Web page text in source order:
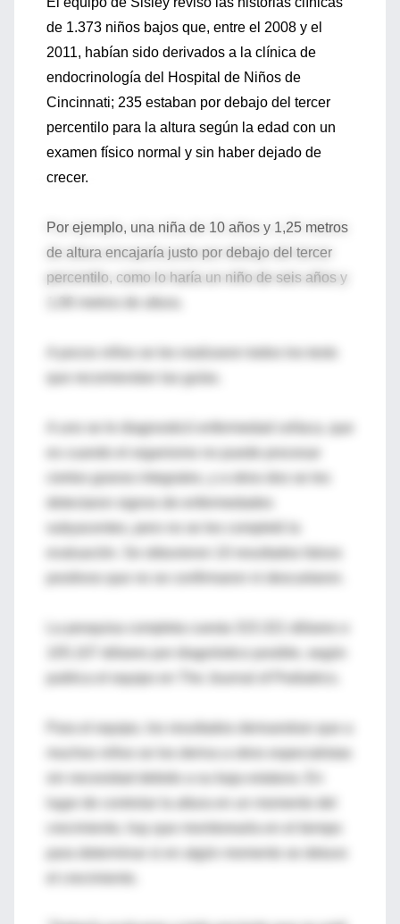
de 1.373 niños bajos que, entre el 2008 y el
2011, habían sido derivados a la clínica de
endocrinología del Hospital de Niños de
Cincinnati; 235 estaban por debajo del tercer
percentilo para la altura según la edad con un
examen físico normal y sin haber dejado de
crecer.
Por ejemplo, una niña de 10 años y 1,25 metros
de altura encajaría justo por debajo del tercer
percentilo, como lo haría un niño de seis años y
que recomiendan las guías.
A uno se le diagnosticó enfermedad celíaca, que
es cuando el organismo no puede procesar
ciertos granos integrales, y a otros dos se les
detectaron signos de enfermedades
La pesquisa completa cuesta 315.321 dólares o
105.107 dólares por diagnóstico posible, según
publica el equipo en The Journal of Pediatrics.
Para el equipo, los resultados demuestran que a
sin necesidad debido a su baja estatura. En
lugar de controlar la altura en un momento del
crecimiento, hay que monitorearla en el tiempo
para determinar si en algún momento se detuvo